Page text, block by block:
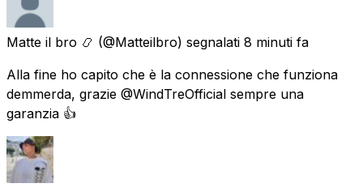
Matte il bro 📿 (@Matteilbro) segnalati 8 minuti fa
Alla fine ho capito che è la connessione che funziona
demmerda, grazie @WindTreOfficial sempre una
garanzia 👍